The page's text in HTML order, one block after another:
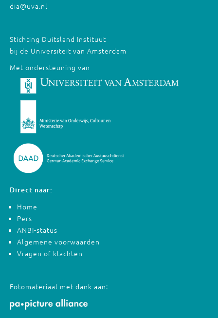
dia@uva.nl
Stichting Duitsland Instituut
bij de Universiteit van Amsterdam
Met ondersteuning van
Direct naar:
Home
Pers
ANBI-status
Algemene voorwaarden
Vragen of klachten
Fotomateriaal met dank aan: